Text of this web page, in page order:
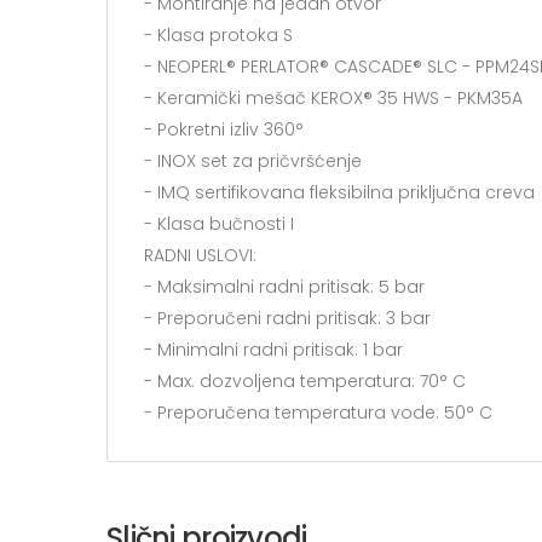
- Klasa protoka S
- NEOPERL® PERLATOR® CASCADE® SLC -
- Keramički mešač KEROX® 35 HWS - PKM35A
- Pokretni izliv 360°
- INOX set za pričvršćenje
- IMQ sertifikovana fleksibilna priključna creva
- Klasa bučnosti I
RADNI USLOVI:
- Maksimalni radni pritisak: 5 bar
- Preporučeni radni pritisak: 3 bar
- Minimalni radni pritisak: 1 bar
- Max. dozvoljena temperatura: 70° C
- Preporučena temperatura vode: 50° C